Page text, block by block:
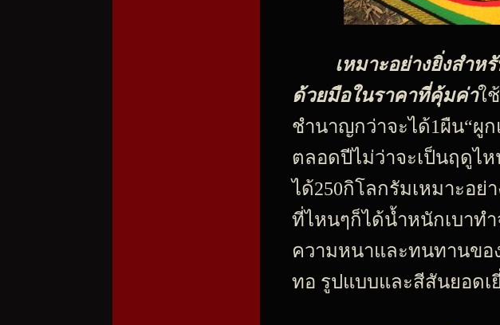
เหมาะอย่างยิ่งสำ
ด้วยมือในราคาที่คุ้มค่าใ
ชำนาญกว่าจะได้1ผืน“ผู
ตลอดปีไม่ว่าจะเป็นฤดูไ
ได้250กิโลกรัมเหมาะอ
ที่ไหนๆก็ได้น้ำหนักเบาท
ความหนาและทนทานขอ
ทอ รูปแบบและสีสันยอดเ